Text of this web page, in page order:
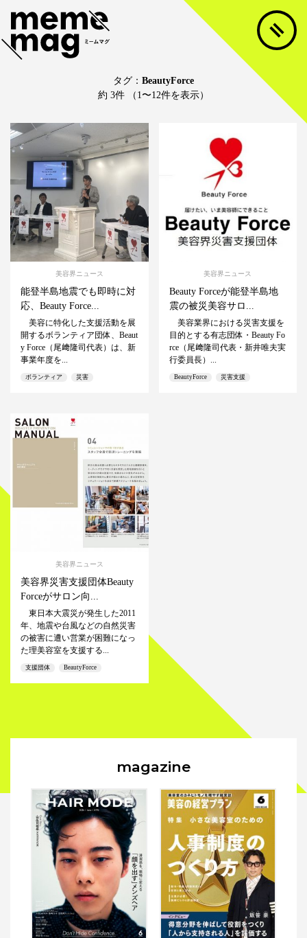
タグ： BeautyForce
約 3件 （1〜12件を表示）
美容界ニュース
能登半島地震でも即時に対
応、Beauty Force...
美容に特化した支援活動を展
開するボランティア団体、Beaut
y Force（尾﨑隆司代表）は、新
事業年度を...
ボランティア 災害
美容界ニュース
Beauty Forceが能登半島地
震の被災美容サロ...
美容業界における災害支援を
目的とする有志団体・Beauty Fo
rce（尾﨑隆司代表・新井唯夫実
行委員長）...
BeautyForce 災害支援
美容界ニュース
美容界災害支援団体Beauty
Forceがサロン向...
東日本大震災が発生した2011
年、地震や台風などの自然災害
の被害に遭い営業が困難になっ
た理美容室を支援する...
支援団体 BeautyForce
magazine